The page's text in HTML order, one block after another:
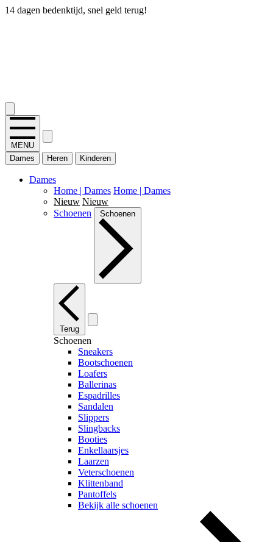
14 dagen bedenktijd, snel geld terug!
MENU
Dames
Heren Kinderen
Dames
Home | Dames Home | Dames
Nieuw Nieuw
Schoenen
Schoenen
Terug
Schoenen
Sneakers
Bootschoenen
Loafers
Ballerinas
Espadrilles
Sandalen
Slippers
Slingbacks
Booties
Enkellaarsjes
Laarzen
Veterschoenen
Klittenband
Pantoffels
Bekijk alle schoenen